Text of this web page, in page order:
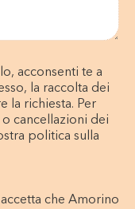
acconsenti te a
la raccolta dei
la richiesta. Per
cancellazioni dei
politica sulla
che Amorino